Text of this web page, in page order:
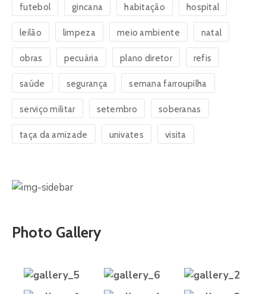
futebol gincana habitação hospital
leilão limpeza meio ambiente natal
obras pecuária plano diretor refis
saúde segurança semana farroupilha
serviço militar setembro soberanas
taça da amizade univates visita
Photo Gallery